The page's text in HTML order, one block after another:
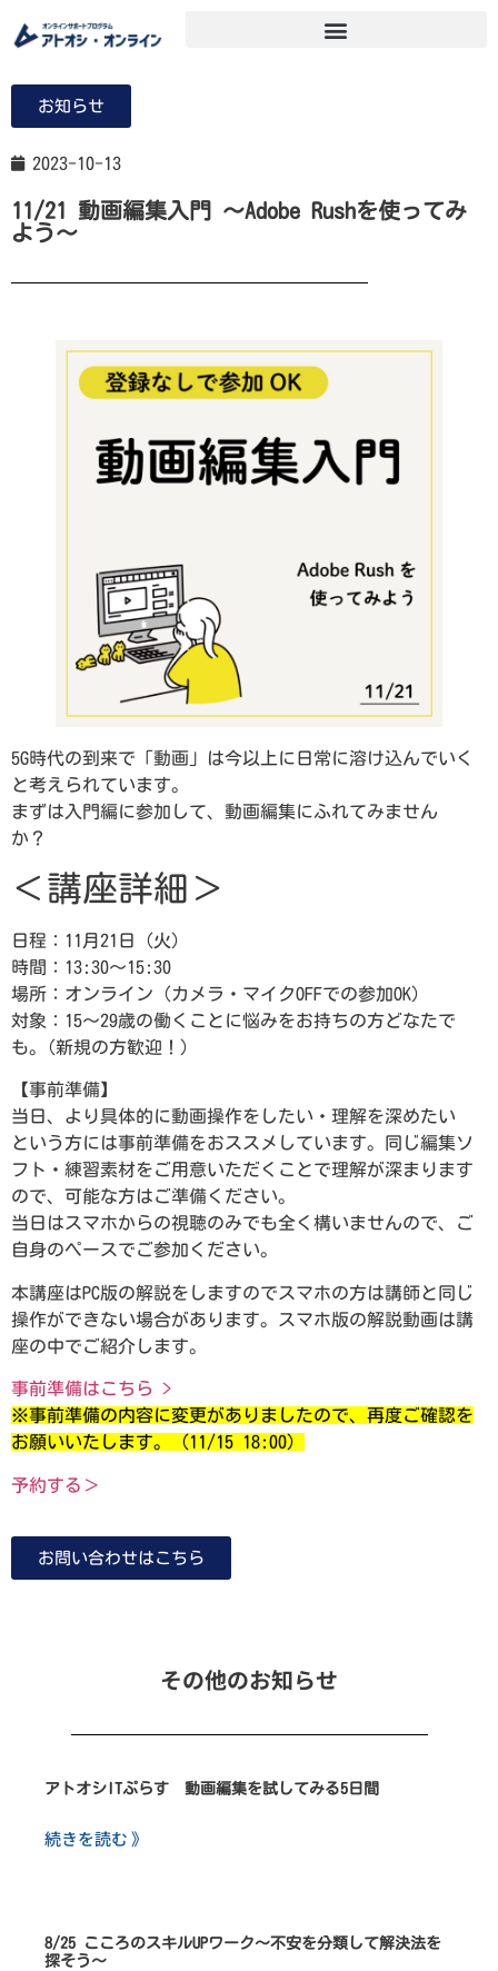
お知らせ
2023-10-13
11/21 動画編集入門 ～Adobe Rushを使ってみ
よう～
5G時代の到来で「動画」は今以上に日常に溶け込んでいく
と考えられています。
まずは入門編に参加して、動画編集にふれてみません
か？
＜講座詳細＞
日程：11月21日（火）
時間：13:30～15:30
場所：オンライン（カメラ・マイクOFFでの参加OK）
対象：15～29歳の働くことに悩みをお持ちの方どなたで
も。(新規の方歓迎！）
【事前準備】
当日、より具体的に動画操作をしたい・理解を深めたい
という方には事前準備をおススメしています。同じ編集ソ
フト・練習素材をご用意いただくことで理解が深まります
ので、可能な方はご準備ください。
当日はスマホからの視聴のみでも全く構いませんので、ご
自身のペースでご参加ください。
本講座はPC版の解説をしますのでスマホの方は講師と同じ
操作ができない場合があります。スマホ版の解説動画は講
座の中でご紹介します。
事前準備はこちら >
※事前準備の内容に変更がありましたので、再度ご確認を
お願いいたします。（11/15 18:00）
予約する＞
お問い合わせはこちら
その他のお知らせ
アトオシITぷらす 動画編集を試してみる5日間
続きを読む 》
8/25 こころのスキルUPワーク～不安を分類して解決法を
探そう～